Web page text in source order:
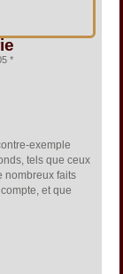
*
exemple
tels que ceux
nombreux faits
et que